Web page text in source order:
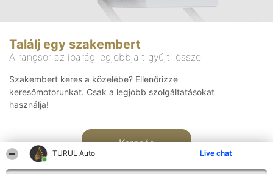
TURUL Auto Live chat
Találj egy szakembert
A rangsor az iparág legjobbjait gyűjti össze
Szakembert keres a közelébe? Ellenőrizze
keresőmotorunkat. Csak a legjobb szolgáltatásokat
használja!
Keresés